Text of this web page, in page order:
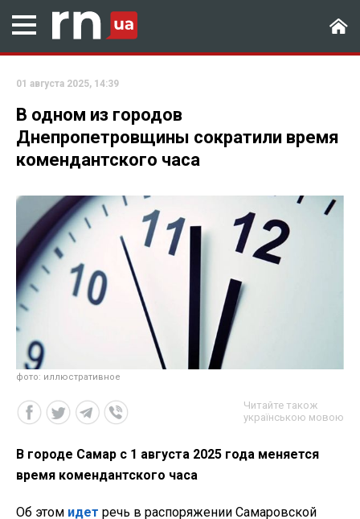
01 августа 2025, 14:39
В одном из городов
Днепропетровщины сократили время
комендантского часа
фото: иллюстративное
Читайте також
українською мовою
В городе Самар с 1 августа 2025 года меняется
время комендантского часа
Об этом идет речь в распоряжении Самаровской